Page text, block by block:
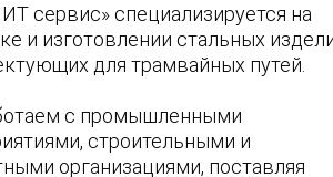
сервис» специализируется на
и изготовлении стальных
для трамвайных путей.
с промышленными
строительными и
организациями, поставляя